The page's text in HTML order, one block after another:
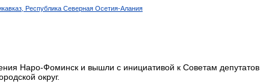
Республика Северная Осетия-Алания
Наро-Фоминск и вышли с инициативой к Советам депутатов
округ.